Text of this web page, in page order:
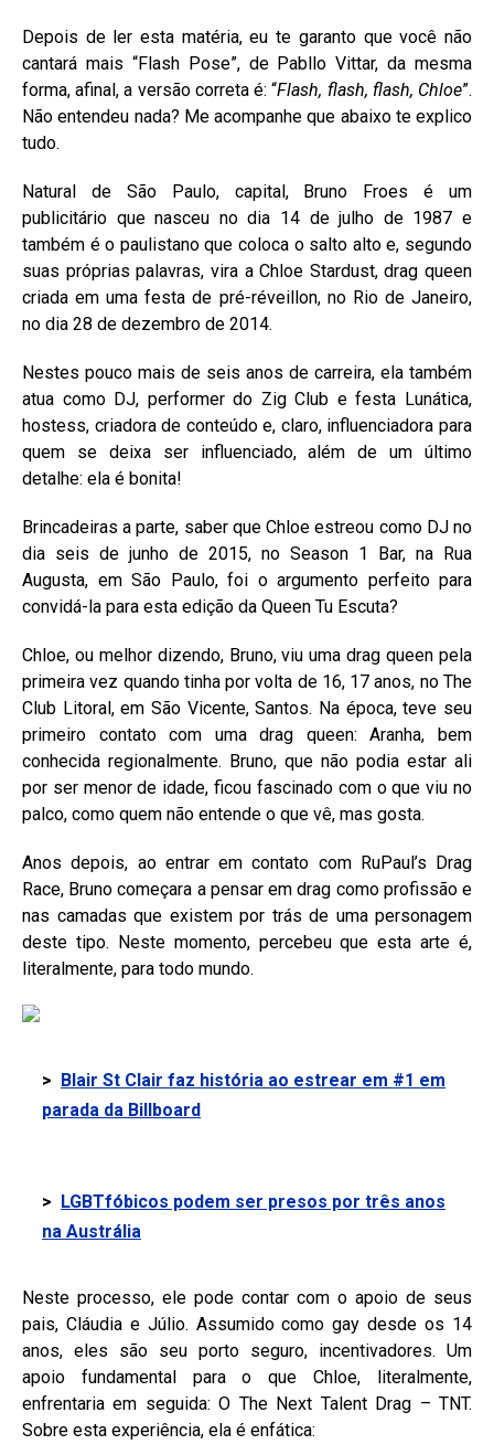
Depois de ler esta matéria, eu te garanto que você não
cantará mais “Flash Pose”, de Pabllo Vittar, da mesma
forma, afinal, a versão correta é: “Flash, flash, flash, Chloe”.
Não entendeu nada? Me acompanhe que abaixo te explico
tudo.
Natural de São Paulo, capital, Bruno Froes é um
publicitário que nasceu no dia 14 de julho de 1987 e
também é o paulistano que coloca o salto alto e, segundo
suas próprias palavras, vira a Chloe Stardust, drag queen
criada em uma festa de pré-réveillon, no Rio de Janeiro,
no dia 28 de dezembro de 2014.
Nestes pouco mais de seis anos de carreira, ela também
atua como DJ, performer do Zig Club e festa Lunática,
hostess, criadora de conteúdo e, claro, influenciadora para
quem se deixa ser influenciado, além de um último
detalhe: ela é bonita!
Brincadeiras a parte, saber que Chloe estreou como DJ no
dia seis de junho de 2015, no Season 1 Bar, na Rua
Augusta, em São Paulo, foi o argumento perfeito para
convidá-la para esta edição da Queen Tu Escuta?
Chloe, ou melhor dizendo, Bruno, viu uma drag queen pela
primeira vez quando tinha por volta de 16, 17 anos, no The
Club Litoral, em São Vicente, Santos. Na época, teve seu
primeiro contato com uma drag queen: Aranha, bem
conhecida regionalmente. Bruno, que não podia estar ali
por ser menor de idade, ficou fascinado com o que viu no
palco, como quem não entende o que vê, mas gosta.
Anos depois, ao entrar em contato com RuPaul’s Drag
Race, Bruno começara a pensar em drag como profissão e
nas camadas que existem por trás de uma personagem
deste tipo. Neste momento, percebeu que esta arte é,
literalmente, para todo mundo.
> Blair St Clair faz história ao estrear em #1 em
parada da Billboard
> LGBTfóbicos podem ser presos por três anos
na Austrália
Neste processo, ele pode contar com o apoio de seus
pais, Cláudia e Júlio. Assumido como gay desde os 14
anos, eles são seu porto seguro, incentivadores. Um
apoio fundamental para o que Chloe, literalmente,
enfrentaria em seguida: O The Next Talent Drag – TNT.
Sobre esta experiência, ela é enfática: